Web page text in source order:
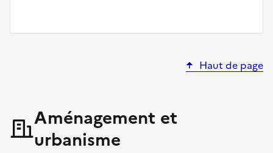
Haut de page
Aménagement et
urbanisme